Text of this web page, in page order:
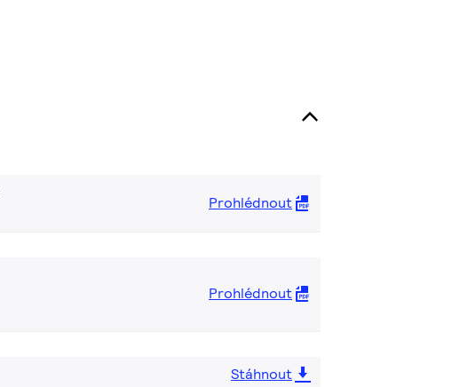
Prohlédnout
Prohlédnout
Stáhnout